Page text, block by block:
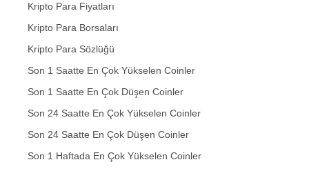
Kripto Para Fiyatları
Kripto Para Borsaları
Kripto Para Sözlüğü
Son 1 Saatte En Çok Yükselen Coinler
Son 1 Saatte En Çok Düşen Coinler
Son 24 Saatte En Çok Yükselen Coinler
Son 24 Saatte En Çok Düşen Coinler
Son 1 Haftada En Çok Yükselen Coinler